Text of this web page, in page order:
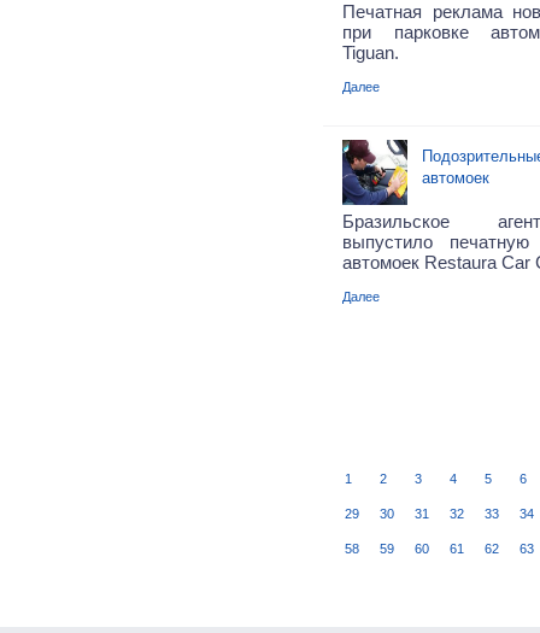
Печатная реклама
при парковке
Tiguan.
Далее
автомоек
Бразильское
выпустило
автомоек Restaura Car
Далее
1 2 3 4 5 6
29 30 31 32 33 34
58 59 60 61 62 63